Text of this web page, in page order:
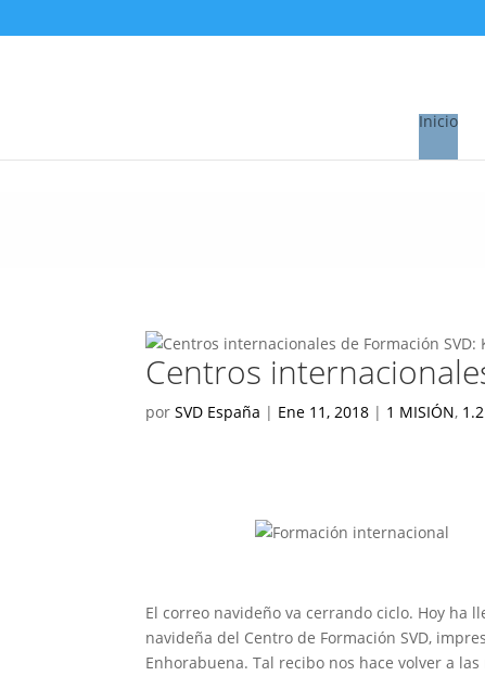
Inicio
Centros
porSVD España | Ene 11, 2018 | 1 MISIÓN,
El correo navideño va cerrando ciclo. Hoy ha
navideña del Centro de Formación SVD,
Enhorabuena. Tal recibo nos hace volver a